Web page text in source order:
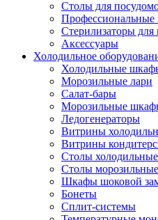
Столы для
Профессиональные
Стерилизаторы для
Аксессуары
Холодильное
Холодильные
Морозильные лари
Салат-бары
Морозильные
Ледогенераторы
Витрины
Витрины
Столы холодильные
Столы морозильные
Шкафы шоковой
Бонеты
Сплит-системы